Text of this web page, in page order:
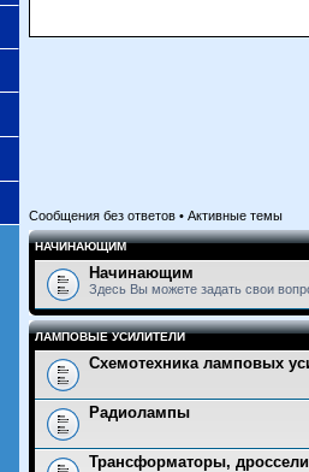
Сообщения без ответов • Активные темы
НАЧИНАЮЩИМ
Начинающим
Здесь Вы можете задать свои
ЛАМПОВЫЕ УСИЛИТЕЛИ
Схемотехника ламповых
Радиолампы
Трансформаторы,